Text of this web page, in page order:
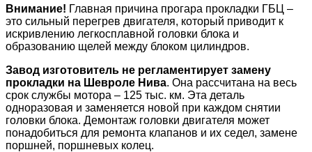
Внимание! Главная причина прогара прокладки ГБЦ –
это сильный перегрев двигателя, который приводит к
искривлению легкосплавной головки блока и
образованию щелей между блоком цилиндров.
Завод изготовитель не регламентирует замену
прокладки на Шевроле Нива. Она рассчитана на весь
срок службы мотора – 125 тыс. км. Эта деталь
одноразовая и заменяется новой при каждом снятии
головки блока. Демонтаж головки двигателя может
понадобиться для ремонта клапанов и их седел, замене
поршней, поршневых колец.